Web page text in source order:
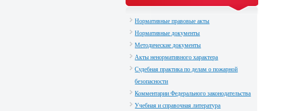
Нормативные правовые акты
Нормативные документы
Методические документы
Акты ненормативного характера
Судебная практика по делам о пожарной
безопасности
Комментарии Федерального законодательства
Учебная и справочная литература